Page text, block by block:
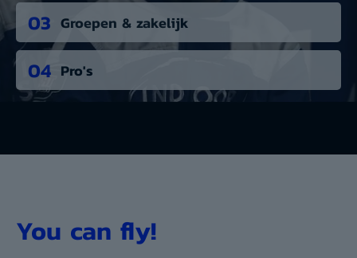
03 Groepen & zakelijk
04 Pro's
You can fly!